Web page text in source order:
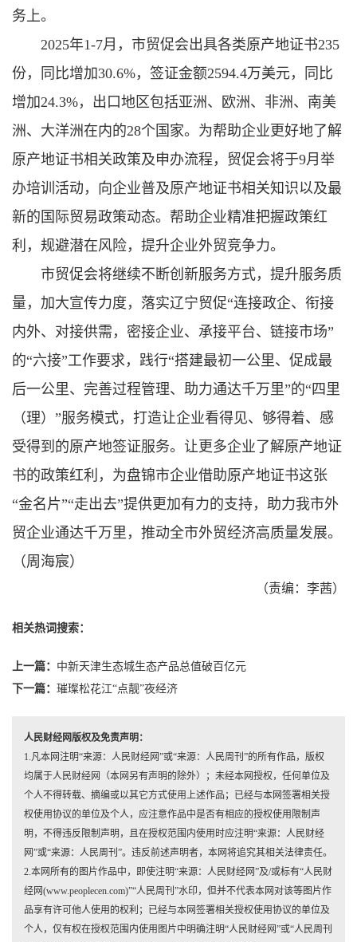
务上。
2025年1-7月，市贸促会出具各类原产地证书235
份，同比增加30.6%，签证金额2594.4万美元，同比
增加24.3%，出口地区包括亚洲、欧洲、非洲、南美
洲、大洋洲在内的28个国家。为帮助企业更好地了解
原产地证书相关政策及申办流程，贸促会将于9月举
办培训活动，向企业普及原产地证书相关知识以及最
新的国际贸易政策动态。帮助企业精准把握政策红
利，规避潜在风险，提升企业外贸竞争力。
市贸促会将继续不断创新服务方式，提升服务质
量，加大宣传力度，落实辽宁贸促“连接政企、衔接
内外、对接供需，密接企业、承接平台、链接市场”
的“六接”工作要求，践行“搭建最初一公里、促成最
后一公里、完善过程管理、助力通达千万里”的“四里
（理）”服务模式，打造让企业看得见、够得着、感
受得到的原产地签证服务。让更多企业了解原产地证
书的政策红利，为盘锦市企业借助原产地证书这张
“金名片”“走出去”提供更加有力的支持，助力我市外
贸企业通达千万里，推动全市外贸经济高质量发展。
（周海宸）
（责编：李茜）
相关热词搜索：
上一篇： 中新天津生态城生态产品总值破百亿元
下一篇： 璀璨松花江“点靓”夜经济
人民财经网版权及免责声明：
1.凡本网注明“来源：人民财经网”或“来源：人民周刊”的所有作品，版权
均属于人民财经网（本网另有声明的除外）；未经本网授权，任何单位及
个人不得转载、摘编或以其它方式使用上述作品；已经与本网签署相关授
权使用协议的单位及个人，应注意作品中是否有相应的授权使用限制声
明，不得违反限制声明，且在授权范围内使用时应注明“来源：人民财经
网”或“来源：人民周刊”。违反前述声明者，本网将追究其相关法律责任。
2.本网所有的图片作品中，即使注明“来源：人民财经网”及/或标有“人民财
经网(www.peoplecen.com)”“人民周刊”水印，但并不代表本网对该等图片作
品享有许可他人使用的权利；已经与本网签署相关授权使用协议的单位及
个人，仅有权在授权范围内使用图片中明确注明“人民财经网”或“人民周刊